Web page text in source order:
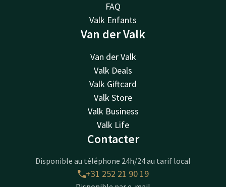
FAQ
Valk Enfants
Van der Valk
Van der Valk
Valk Deals
Valk Giftcard
Valk Store
Valk Business
Valk Life
Contacter
Disponible au téléphone 24h/24 au tarif local
+31 252 21 90 19